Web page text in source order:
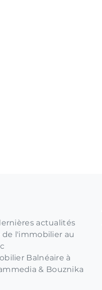
actualités
de l'immobilier au
Balnéaire à
& Bouznika